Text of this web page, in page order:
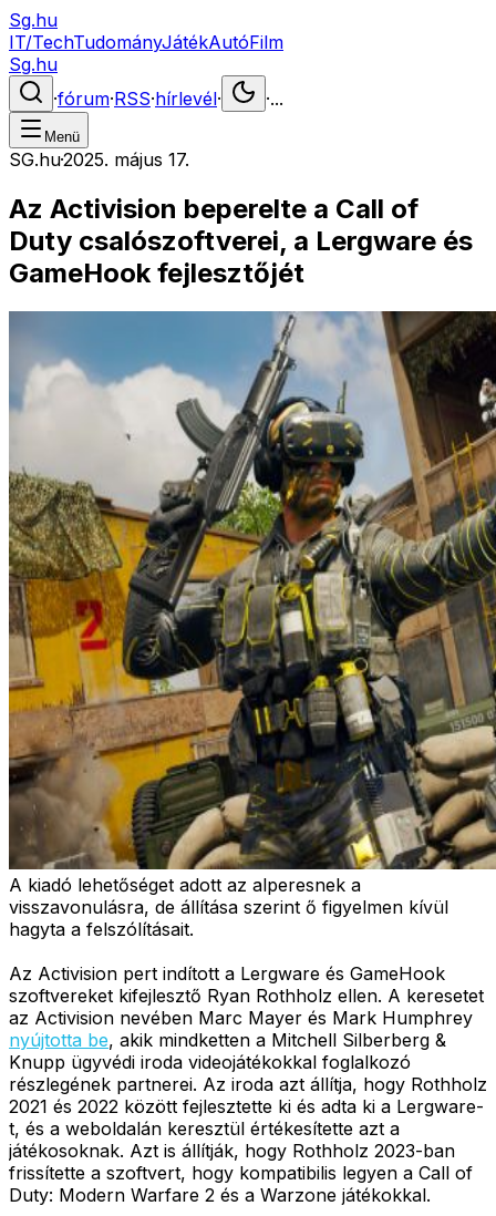
Sg.hu
IT/TechTudományJátékAutóFilm
Sg.hu
·fórum·RSS·hírlevél· ·...
Menü
SG.hu·2025. május 17.
Az Activision beperelte a Call of
Duty csalószoftverei, a Lergware és
GameHook fejlesztőjét
A kiadó lehetőséget adott az alperesnek a
visszavonulásra, de állítása szerint ő figyelmen kívül
hagyta a felszólításait.
Az Activision pert indított a Lergware és GameHook
szoftvereket kifejlesztő Ryan Rothholz ellen. A keresetet
az Activision nevében Marc Mayer és Mark Humphrey
nyújtotta be, akik mindketten a Mitchell Silberberg &
Knupp ügyvédi iroda videojátékokkal foglalkozó
részlegének partnerei. Az iroda azt állítja, hogy Rothholz
2021 és 2022 között fejlesztette ki és adta ki a Lergware-
t, és a weboldalán keresztül értékesítette azt a
játékosoknak. Azt is állítják, hogy Rothholz 2023-ban
frissítette a szoftvert, hogy kompatibilis legyen a Call of
Duty: Modern Warfare 2 és a Warzone játékokkal.